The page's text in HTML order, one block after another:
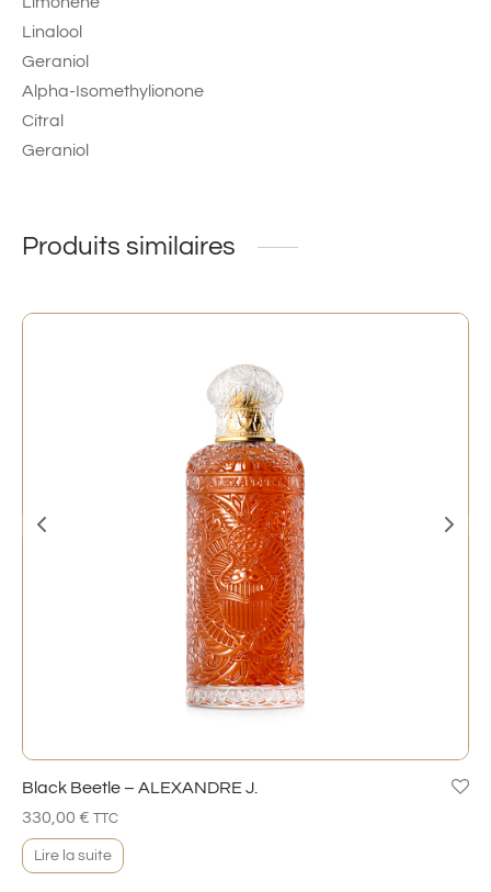
Linalool
Geraniol
Alpha-Isomethylionone
Citral
Geraniol
Produits similaires
Black Beetle – ALEXANDRE J.
330,00 € TTC
Lire la suite